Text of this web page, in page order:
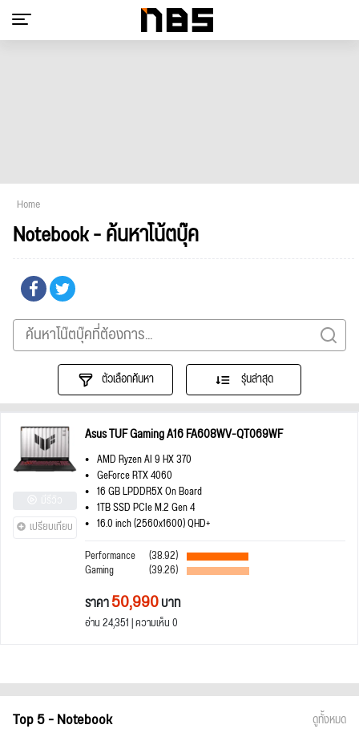
Home
Notebook - ค้นหาโน้ตบุ๊ค
ตัวเลือกค้นหา รุ่นล่าสุด
เปรียบเทียบ
Asus TUF Gaming A16 FA608WV-QT069WF
AMD Ryzen AI 9 HX 370
GeForce RTX 4060
16 GB LPDDR5X On Board
1TB SSD PCIe M.2 Gen 4
16.0 inch (2560x1600) QHD+
Performance
(38.92)
Gaming (39.26)
ราคา50,990บาท
อ่าน 24,351 | ความเห็น 0
Top 5 - Notebook ดูทั้งหมด